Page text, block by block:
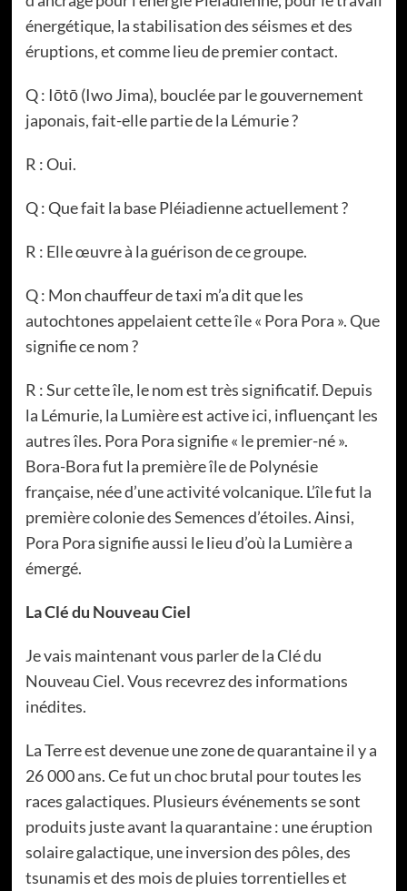
énergétique, la stabilisation des séismes et des
éruptions, et comme lieu de premier contact.
Q : Iōtō (Iwo Jima), bouclée par le gouvernement
japonais, fait-elle partie de la Lémurie ?
R : Oui.
Q : Que fait la base Pléiadienne actuellement ?
R : Elle œuvre à la guérison de ce groupe.
Q : Mon chauffeur de taxi m’a dit que les
autochtones appelaient cette île « Pora Pora ». Que
signifie ce nom ?
R : Sur cette île, le nom est très significatif. Depuis
la Lémurie, la Lumière est active ici, influençant les
autres îles. Pora Pora signifie « le premier-né ».
Bora-Bora fut la première île de Polynésie
française, née d’une activité volcanique. L’île fut la
première colonie des Semences d’étoiles. Ainsi,
Pora Pora signifie aussi le lieu d’où la Lumière a
émergé.
La Clé du Nouveau Ciel
Je vais maintenant vous parler de la Clé du
Nouveau Ciel. Vous recevrez des informations
inédites.
La Terre est devenue une zone de quarantaine il y a
26 000 ans. Ce fut un choc brutal pour toutes les
races galactiques. Plusieurs événements se sont
produits juste avant la quarantaine : une éruption
solaire galactique, une inversion des pôles, des
tsunamis et des mois de pluies torrentielles et